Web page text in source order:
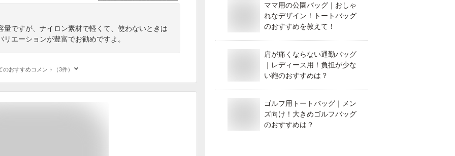
量ですが、ナイロン素材で軽くて、使わないときは
エーションが豊富でお勧めですよ。
のおすすめコメント（3件）
ママ用の公園バッグ｜おしゃ
れなデザイン！トートバッグ
のおすすめを教えて！
肩が痛くならない通勤バッグ
｜レディース用！負担が少な
い鞄のおすすめは？
ゴルフ用トートバッグ｜メン
ズ向け！大きめゴルフバッグ
のおすすめは？